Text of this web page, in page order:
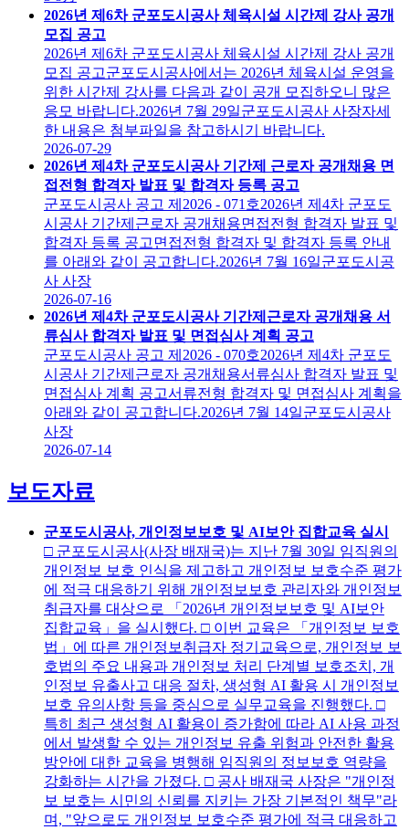
2026년 제6차 군포도시공사 체육시설 시간제 강사 공개
모집 공고
2026년 제6차 군포도시공사 체육시설 시간제 강사 공개
모집 공고군포도시공사에서는 2026년 체육시설 운영을
위한 시간제 강사를 다음과 같이 공개 모집하오니 많은
응모 바랍니다.2026년 7월 29일군포도시공사 사장자세
한 내용은 첨부파일을 참고하시기 바랍니다.
2026-07-29
2026년 제4차 군포도시공사 기간제 근로자 공개채용 면
접전형 합격자 발표 및 합격자 등록 공고
군포도시공사 공고 제2026 - 071호2026년 제4차 군포도
시공사 기간제근로자 공개채용면접전형 합격자 발표 및
합격자 등록 공고면접전형 합격자 및 합격자 등록 안내
를 아래와 같이 공고합니다.2026년 7월 16일군포도시공
사 사장
2026-07-16
2026년 제4차 군포도시공사 기간제근로자 공개채용 서
류심사 합격자 발표 및 면접심사 계획 공고
군포도시공사 공고 제2026 - 070호2026년 제4차 군포도
시공사 기간제근로자 공개채용서류심사 합격자 발표 및
면접심사 계획 공고서류전형 합격자 및 면접심사 계획을
아래와 같이 공고합니다.2026년 7월 14일군포도시공사
사장
2026-07-14
보도자료
군포도시공사, 개인정보보호 및 AI보안 집합교육 실시
□ 군포도시공사(사장 배재국)는 지난 7월 30일 임직원의
개인정보 보호 인식을 제고하고 개인정보 보호수준 평가
에 적극 대응하기 위해 개인정보보호 관리자와 개인정보
취급자를 대상으로 「2026년 개인정보보호 및 AI보안
집합교육」을 실시했다. □ 이번 교육은 「개인정보 보호
법」에 따른 개인정보취급자 정기교육으로, 개인정보 보
호법의 주요 내용과 개인정보 처리 단계별 보호조치, 개
인정보 유출사고 대응 절차, 생성형 AI 활용 시 개인정보
보호 유의사항 등을 중심으로 실무교육을 진행했다. □
특히 최근 생성형 AI 활용이 증가함에 따라 AI 사용 과정
에서 발생할 수 있는 개인정보 유출 위험과 안전한 활용
방안에 대한 교육을 병행해 임직원의 정보보호 역량을
강화하는 시간을 가졌다. □ 공사 배재국 사장은 "개인정
보 보호는 시민의 신뢰를 지키는 가장 기본적인 책무"라
며, "앞으로도 개인정보 보호수준 평가에 적극 대응하고